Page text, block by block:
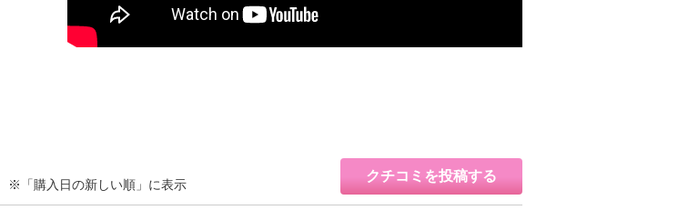
クチコミを投稿する
※「購入日の新しい順」に表示